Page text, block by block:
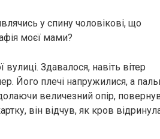
у спину чоловікові, що
моєї мами?
Здавалося, навіть вітер
Його плечі напружилися, а
величезний опір,
він відчув, як кров